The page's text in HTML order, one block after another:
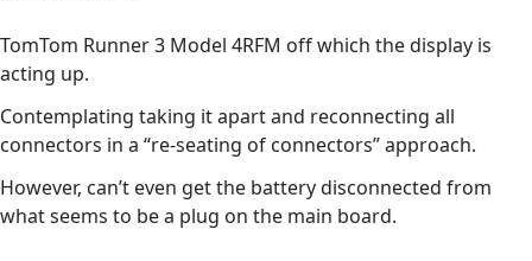
TomTom Runner 3 Model 4RFM off which the display is
acting up.
Contemplating taking it apart and reconnecting all
connectors in a “re-seating of connectors” approach.
However, can’t even get the battery disconnected from
what seems to be a plug on the main board.